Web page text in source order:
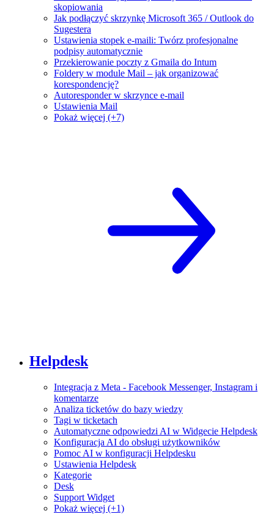
skopiowania
Jak podłączyć skrzynkę Microsoft 365 / Outlook do
Sugestera
Ustawienia stopek e-maili: Twórz profesjonalne
podpisy automatycznie
Przekierowanie poczty z Gmaila do Intum
Foldery w module Mail – jak organizować
korespondencję?
Autoresponder w skrzynce e-mail
Ustawienia Mail
Pokaż więcej (+7)
Helpdesk
Integracja z Meta - Facebook Messenger, Instagram i
komentarze
Analiza ticketów do bazy wiedzy
Tagi w ticketach
Automatyczne odpowiedzi AI w Widgecie Helpdesk
Konfiguracja AI do obsługi użytkowników
Pomoc AI w konfiguracji Helpdesku
Ustawienia Helpdesk
Kategorie
Desk
Support Widget
Pokaż więcej (+1)